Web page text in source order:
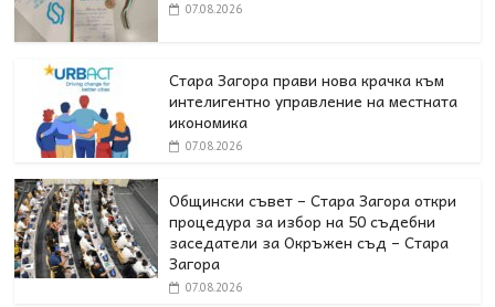
07.08.2026
Стара Загора прави нова крачка към
интелигентно управление на местната
икономика
07.08.2026
Общински съвет – Стара Загора откри
процедура за избор на 50 съдебни
заседатели за Окръжен съд – Стара
Загора
07.08.2026